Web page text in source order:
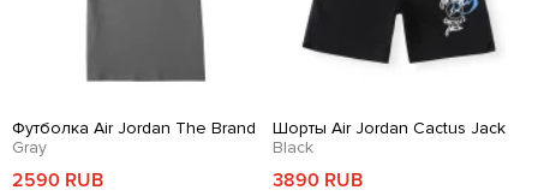
Футболка Air Jordan The Brand
Gray
2590 RUB
Шорты Air Jordan Cactus Jack
Black
3890 RUB